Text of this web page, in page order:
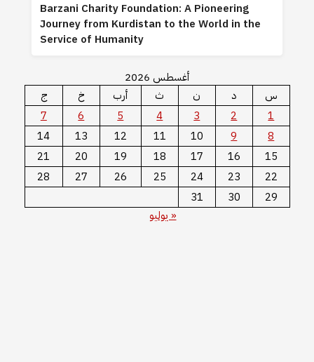
Barzani Charity Foundation: A Pioneering
Journey from Kurdistan to the World in the
Service of Humanity
أغسطس 2026
س
د ن ث أرب خ
ج
1
2
3
4
5
6
7
8
9
10
11
12
13
14
15
16
17
18
19
20
21
22
23
24
25
26
27
28
29
30
31
« يوليو